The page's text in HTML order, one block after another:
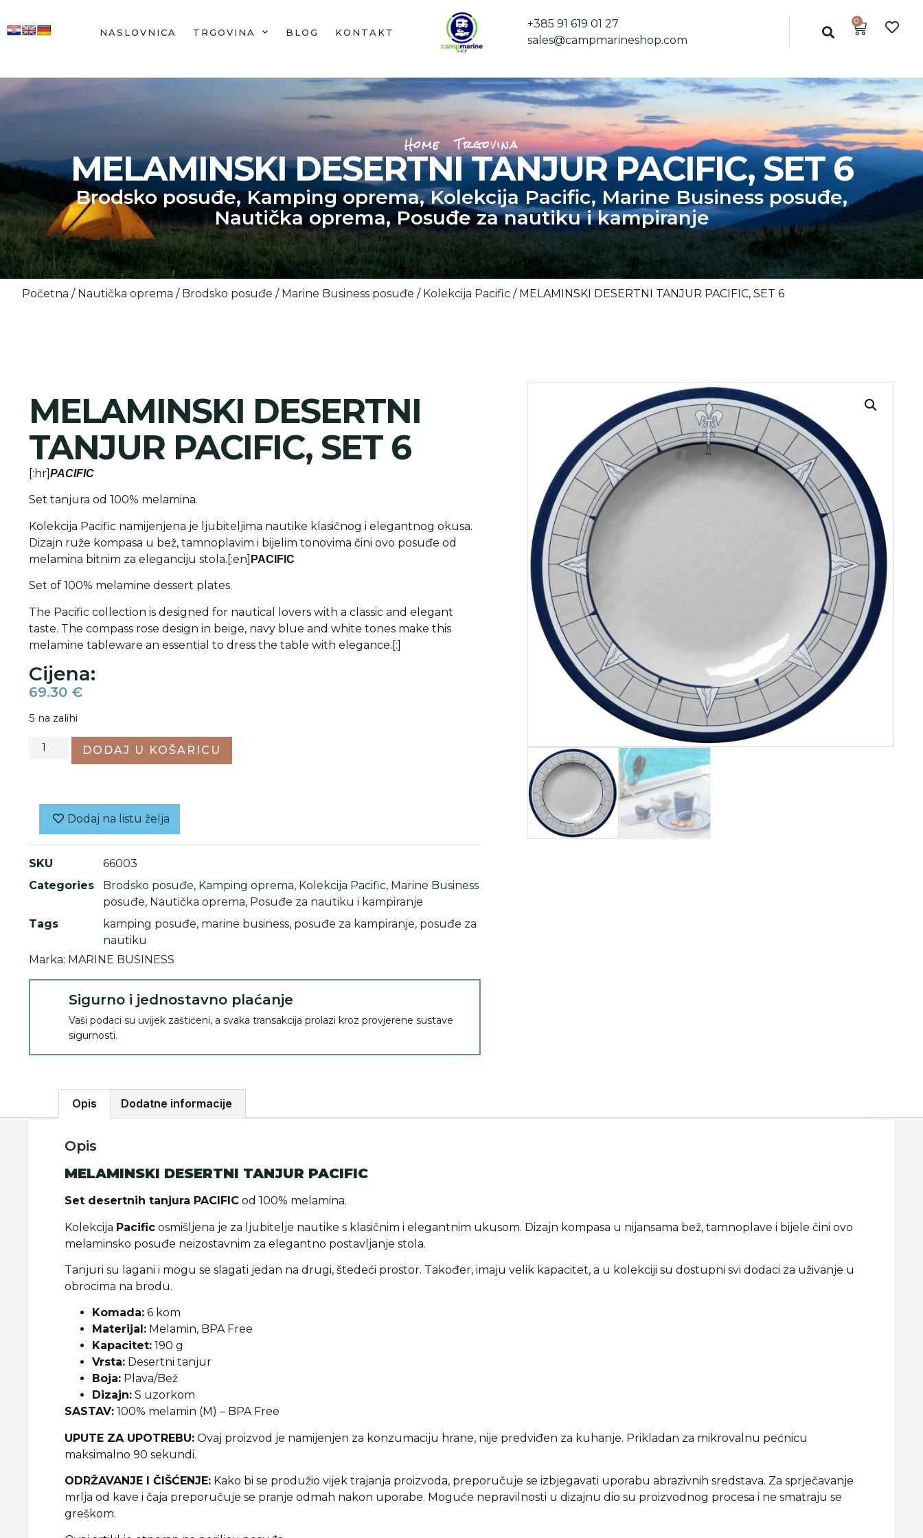
NASLOVNICA TRGOVINA BLOG KONTAKT
+385 91 619 01 27
sales@campmarineshop.com
0
Home Trgovina
MELAMINSKI DESERTNI TANJUR PACIFIC, SET 6
Brodsko posuđe,Kamping oprema,Kolekcija Pacific, Marine Business posuđe,
Nautička oprema,Posuđe za nautiku i kampiranje
Početna / Nautička oprema / Brodsko posuđe / Marine Business posuđe / Kolekcija Pacific / MELAMINSKI DESERTNI TANJUR PACIFIC, SET 6
MELAMINSKI DESERTNI
TANJUR PACIFIC, SET 6
[:hr]PACIFIC
Set tanjura od 100% melamina.
Kolekcija Pacific namijenjena je ljubiteljima nautike klasičnog i elegantnog okusa.
Dizajn ruže kompasa u bež, tamnoplavim i bijelim tonovima čini ovo posuđe od
melamina bitnim za eleganciju stola.[:en] PACIFIC
Set of 100% melamine dessert plates.
The Pacific collection is designed for nautical lovers with a classic and elegant
taste. The compass rose design in beige, navy blue and white tones make this
melamine tableware an essential to dress the table with elegance.[:]
Cijena:
69.30 €
5 na zalihi
DODAJ U KOŠARICU
Dodaj na listu želja
SKU
66003
Categories
Brodsko posuđe, Kamping oprema, Kolekcija Pacific, Marine Business
posuđe, Nautička oprema, Posuđe za nautiku i kampiranje
Tags
kamping posuđe, marine business, posuđe za kampiranje, posuđe za
nautiku
Marka: MARINE BUSINESS
Sigurno i jednostavno plaćanje
Vaši podaci su uvijek zaštićeni, a svaka transakcija prolazi kroz provjerene sustave
sigurnosti.
Opis Dodatne informacije
Opis
MELAMINSKI DESERTNI TANJUR PACIFIC
Set desertnih tanjura PACIFIC od 100% melamina.
Kolekcija Pacific osmišljena je za ljubitelje nautike s klasičnim i elegantnim ukusom. Dizajn kompasa u nijansama bež, tamnoplave i bijele čini ovo
melaminsko posuđe neizostavnim za elegantno postavljanje stola.
Tanjuri su lagani i mogu se slagati jedan na drugi, štedeći prostor. Također, imaju velik kapacitet, a u kolekciji su dostupni svi dodaci za uživanje u
obrocima na brodu.
Komada: 6 kom
Materijal: Melamin, BPA Free
Kapacitet: 190 g
Vrsta: Desertni tanjur
Boja: Plava/Bež
Dizajn: S uzorkom
SASTAV: 100% melamin (M) – BPA Free
UPUTE ZA UPOTREBU: Ovaj proizvod je namijenjen za konzumaciju hrane, nije predviđen za kuhanje. Prikladan za mikrovalnu pećnicu
maksimalno 90 sekundi.
ODRŽAVANJE I ČIŠĆENJE: Kako bi se produžio vijek trajanja proizvoda, preporučuje se izbjegavati uporabu abrazivnih sredstava. Za sprječavanje
mrlja od kave i čaja preporučuje se pranje odmah nakon uporabe. Moguće nepravilnosti u dizajnu dio su proizvodnog procesa i ne smatraju se
greškom.